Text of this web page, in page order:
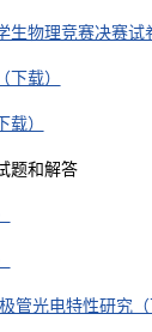
生物理竞赛决赛试
下载）
载）
题和解答
管光电特性研究（